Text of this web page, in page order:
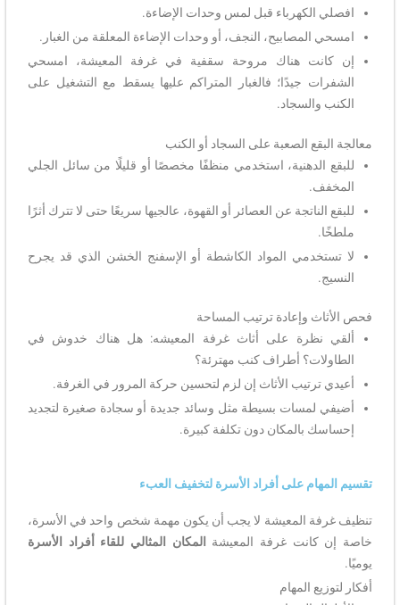
افصلي الكهرباء قبل لمس وحدات الإضاءة.
امسحي المصابيح، النجف، أو وحدات الإضاءة المعلقة من الغبار.
إن كانت هناك مروحة سقفية في غرفة المعيشة، امسحي
الشفرات جيدًا؛ فالغبار المتراكم عليها يسقط مع التشغيل على
الكنب والسجاد.
معالجة البقع الصعبة على السجاد أو الكنب
للبقع الدهنية، استخدمي منظفًا مخصصًا أو قليلًا من سائل الجلي
المخفف.
للبقع الناتجة عن العصائر أو القهوة، عالجيها سريعًا حتى لا تترك أثرًا
ملطخًا.
لا تستخدمي المواد الكاشطة أو الإسفنج الخشن الذي قد يجرح
النسيج.
فحص الأثاث وإعادة ترتيب المساحة
ألقي نظرة على أثاث غرفة المعيشه: هل هناك خدوش في
الطاولات؟ أطراف كنب مهترئة؟
أعيدي ترتيب الأثاث إن لزم لتحسين حركة المرور في الغرفة.
أضيفي لمسات بسيطة مثل وسائد جديدة أو سجادة صغيرة لتجديد
إحساسك بالمكان دون تكلفة كبيرة.
تقسيم المهام على أفراد الأسرة لتخفيف العبء
تنظيف غرفة المعيشة لا يجب أن يكون مهمة شخص واحد في الأسرة،
خاصة إن كانت غرفة المعيشة
المكان المثالي للقاء أفراد الأسرة
يوميًا.
أفكار لتوزيع المهام